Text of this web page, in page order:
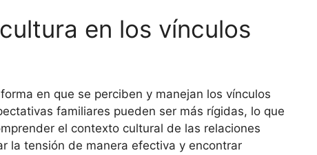
en los vínculos
en que se perciben y manejan los vínculos
familiares pueden ser más rígidas, lo que
el contexto cultural de las relaciones
la tensión de manera efectiva y encontrar